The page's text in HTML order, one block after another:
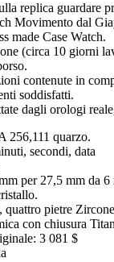
replica guardare
Movimento dal
made Case Watch.
(circa 10 giorni
contenute in
soddisfatti.
dagli orologi
256,111 quarzo.
secondi, data
per 27,5 mm da 6
quattro pietre
con chiusura
3 081 $